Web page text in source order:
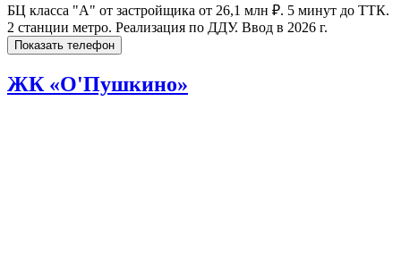
БЦ класса "А" от застройщика от 26,1 млн ₽. 5 минут до ТТК.
2 станции метро. Реализация по ДДУ. Ввод в 2026 г.
Показать телефон
ЖК «О'Пушкино»